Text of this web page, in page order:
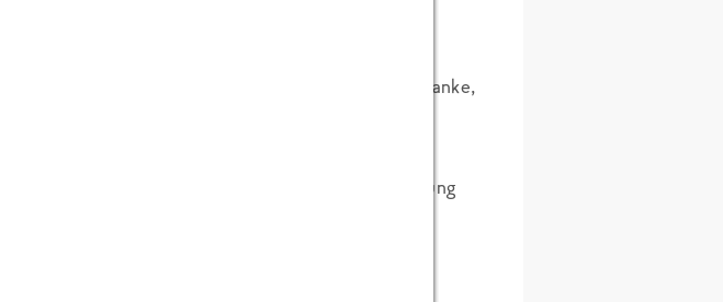
bei so einem Umzug. Kommt dir ein Gedanke,
Ende gedacht ist, fällt einem noch was ein.
Jahren mal an einer Projektmanagement-Schulung
Momente. Alles schön strukturieren und zeitlich